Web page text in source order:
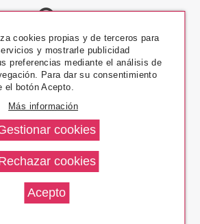
Pago Seguro
14 Días Devolución
cookies propias y de terceros para
y mostrarle publicidad
preferencias mediante el análisis de
Para dar su consentimiento
el botón Acepto.
Más información